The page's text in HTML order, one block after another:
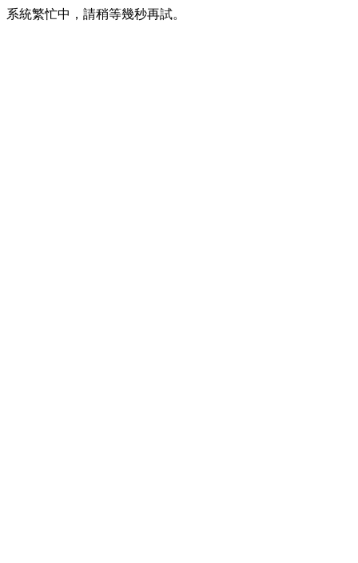
系統繁忙中，請稍等幾秒再試。